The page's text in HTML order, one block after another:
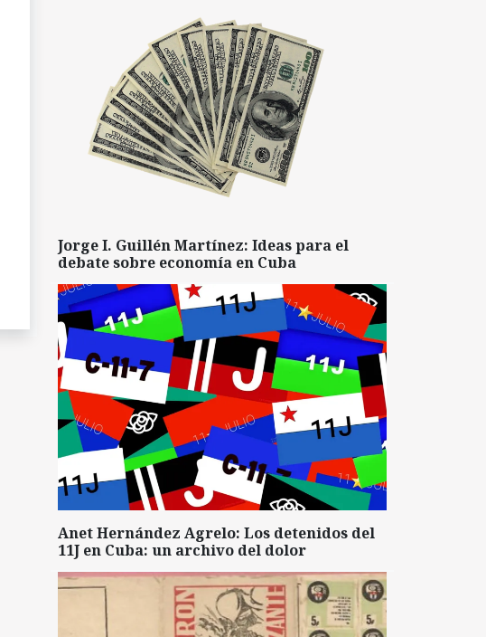
Jorge I. Guillén Martínez: Ideas para el
debate sobre economía en Cuba
Anet Hernández Agrelo: Los detenidos del
11J en Cuba: un archivo del dolor